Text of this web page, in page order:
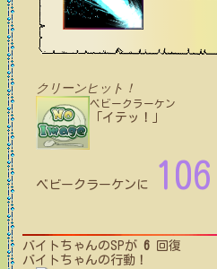
クリーンヒット！
ベビークラーケン
「イテッ！」
ベビークラーケン に 106
バイトちゃんのSPが 6 回復
バイトちゃんの行動！